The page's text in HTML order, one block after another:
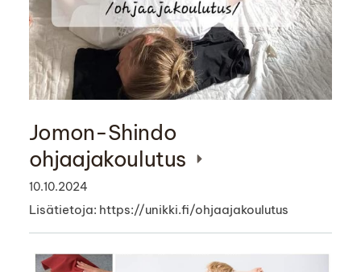
Jomon-Shindo
ohjaajakoulutus
10.10.2024
Lisätietoja: https://unikki.fi/ohjaajakoulutus